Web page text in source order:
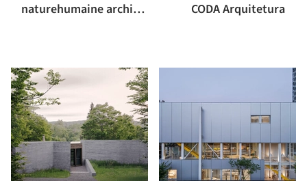
naturehumaine architecture CODA Arquitetura